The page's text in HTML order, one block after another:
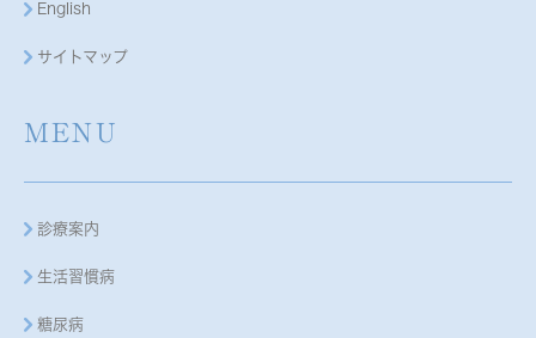
English
サイトマップ
MENU
診療案内
生活習慣病
糖尿病